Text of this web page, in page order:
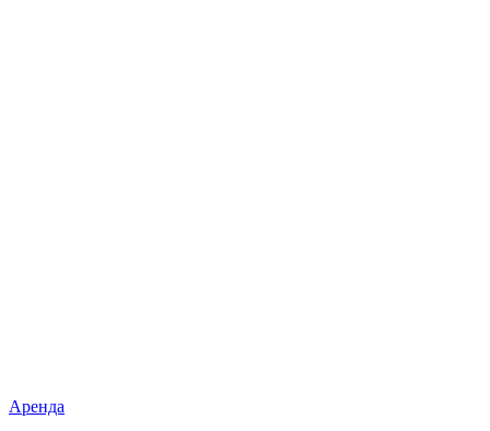
Аренда